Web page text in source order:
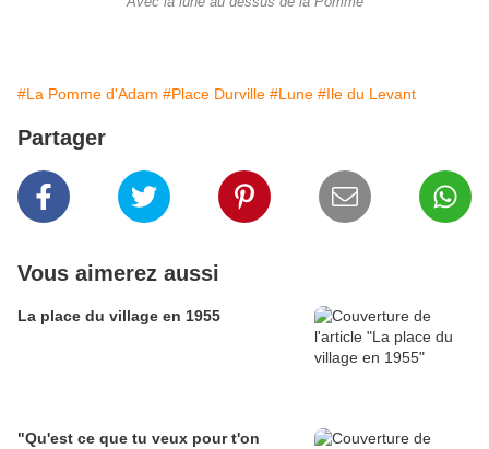
#La Pomme d'Adam #Place Durville #Lune #Ile du Levant
Partager
Vous aimerez aussi
La place du village en 1955
"Qu'est ce que tu veux pour t'on